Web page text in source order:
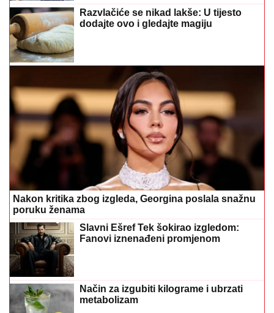
Razvlačiće se nikad lakše: U tijesto
dodajte ovo i gledajte magiju
Nakon kritika zbog izgleda, Georgina poslala snažnu
poruku ženama
Slavni Ešref Tek šokirao izgledom:
Fanovi iznenađeni promjenom
Način za izgubiti kilograme i ubrzati
metabolizam